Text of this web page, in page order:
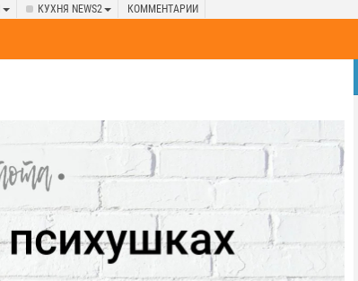
КУХНЯ NEWS2 КОММЕНТАРИИ